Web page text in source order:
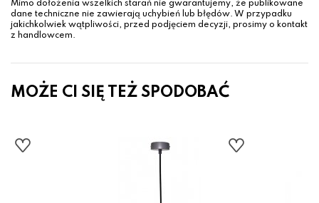
Mimo dołożenia wszelkich starań nie gwarantujemy, że publikowane
dane techniczne nie zawierają uchybień lub błędów. W przypadku
jakichkolwiek wątpliwości, przed podjęciem decyzji, prosimy o kontakt
z handlowcem.
MOŻE CI SIĘ TEŻ SPODOBAĆ